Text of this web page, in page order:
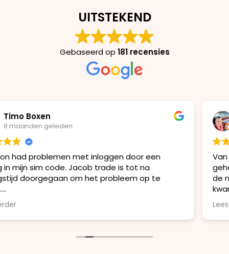
UITSTEKEND
Gebaseerd op 181 recensies
door een
trade is tot na
probleem op te
riekelt lambregtse
8 maanden geleden
Van de week liep mijn
geholpen door de
de nieuwe telefoon.
kwartier liep ik weer de
klantvriendelijkheid